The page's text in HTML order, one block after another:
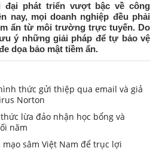
đại phát triển vượt bậc về công
nay, mọi doanh nghiệp đều phải
ẩn từ môi trường trực tuyến. Do
ý những giải pháp để tự bảo vệ
dọa bảo mật tiềm ẩn.
thức gửi thiệp qua email và giả
Norton
lừa đảo nhận học bổng và
năm
sâm Việt Nam để trục lợi